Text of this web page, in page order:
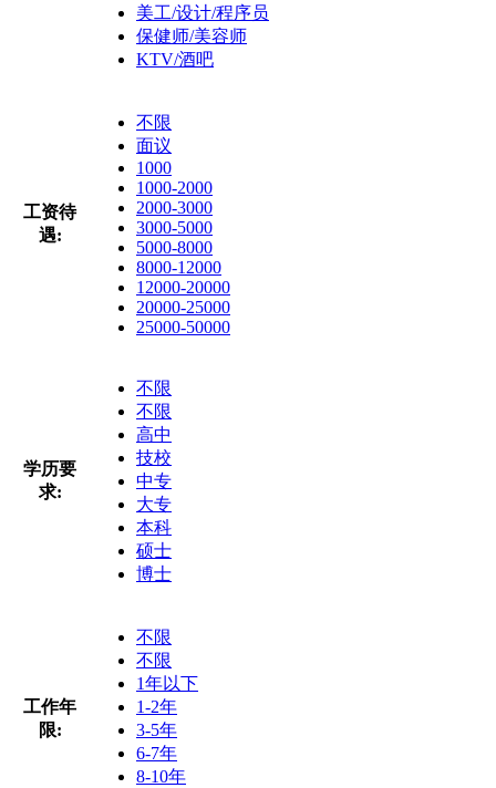
美工/设计/程序员
保健师/美容师
KTV/酒吧
工资待
遇:
不限
面议
1000
1000-2000
2000-3000
3000-5000
5000-8000
8000-12000
12000-20000
20000-25000
25000-50000
学历要
求:
不限
不限
高中
技校
中专
大专
本科
硕士
博士
工作年
限:
不限
不限
1年以下
1-2年
3-5年
6-7年
8-10年